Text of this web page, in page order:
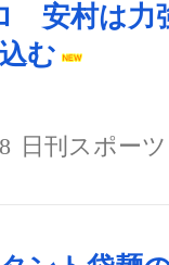
安村は力
む
日刊スポーツ